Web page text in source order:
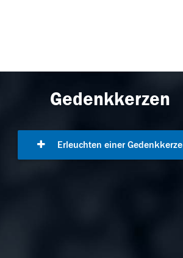
Gedenkkerzen
Erleuchten einer Gedenkkerze